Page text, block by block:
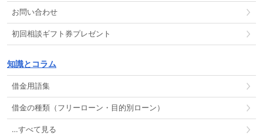
お問い合わせ
初回相談ギフト券プレゼント
知識とコラム
借金用語集
借金の種類（フリーローン・目的別ローン）
…すべて見る